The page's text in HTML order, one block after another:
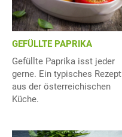
GEFÜLLTE PAPRIKA
Gefüllte Paprika isst jeder
gerne. Ein typisches Rezept
aus der österreichischen
Küche.